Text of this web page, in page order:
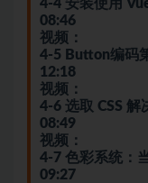
4-4 安装使用
08:46
视频：
4-5 Button编码
12:18
视频：
4-6 选取 CSS
08:49
视频：
4-7 色彩系统：
09:27